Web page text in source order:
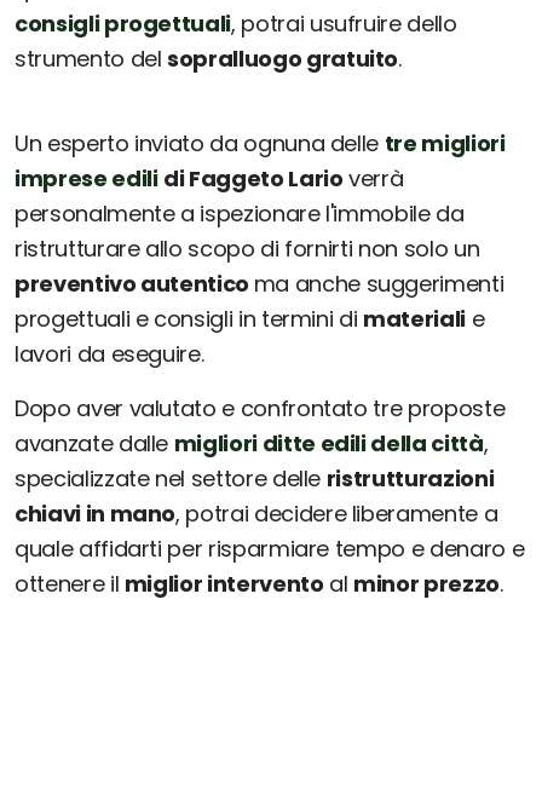
consigli progettuali, potrai usufruire dello
strumento delsopralluogo gratuito.
Un esperto inviato da ognuna delle tre migliori
imprese edili di Faggeto Lario verrà
personalmente a ispezionare l'immobile da
ristrutturare allo scopo di fornirti non solo un
preventivo autentico ma anche suggerimenti
progettuali e consigli in termini di materialie
lavori da eseguire.
Dopo aver valutato e confrontato tre proposte
avanzate dalle migliori ditte edili della città,
specializzate nel settore delle ristrutturazioni
chiavi in mano, potrai decidere liberamente a
quale affidarti per risparmiare tempo e denaro e
ottenere il miglior intervento al minor prezzo.